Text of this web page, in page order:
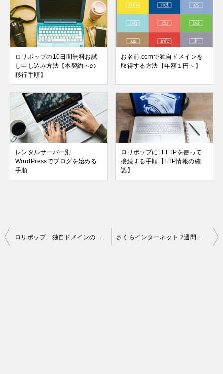
ロリポップの10日間無料お試
し申し込み方法【本契約への
移行手順】
お名前.comで独自ドメインを
取得する方法【年額１円～】
レンタルサーバー別
WordPressでブログを始める
手順
ロリポップにFFFTPを使って
接続する手順【FTP情報の確
認】
投
ロリポップ 独自ドメインの追加手順【マルチドメイン】【複数サイト運営】 さくらインターネット 2週間無料お試しの申し込み手順【レンタルサーバー】